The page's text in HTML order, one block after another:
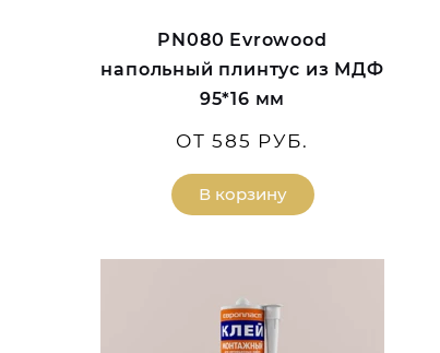
PN080 Evrowood
напольный плинтус из МДФ
95*16 мм
ОТ 585 РУБ.
В корзину